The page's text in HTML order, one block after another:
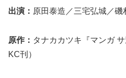
出演： 原田泰造／三宅弘城／磯
原作： タナカカツキ『マンガ
KC刊）